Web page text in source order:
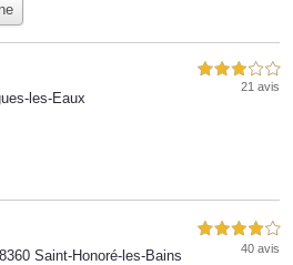
les-Eaux
3,0 étoiles sur 5
21 avis
Saint-Honoré-les-Bains
4,0 étoiles sur 5
40 avis